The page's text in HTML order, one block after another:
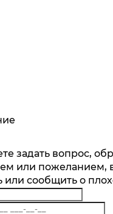
измельчения, шт
на последние
новинках и
первыми
звонка
задать вопрос,
или пожеланием,
или сообщить о